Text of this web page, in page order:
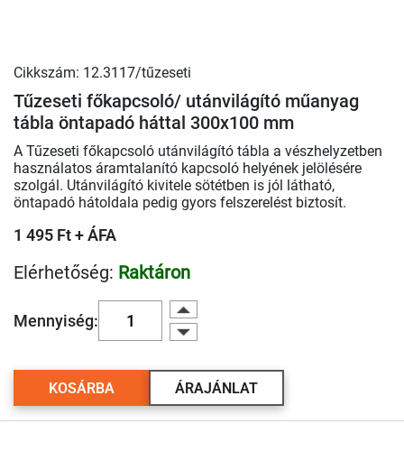
Cikkszám: 12.3117/tűzeseti
Tűzeseti főkapcsoló/ utánvilágító műanyag
tábla öntapadó háttal 300x100 mm
A Tűzeseti főkapcsoló utánvilágító tábla a vészhelyzetben
használatos áramtalanító kapcsoló helyének jelölésére
szolgál. Utánvilágító kivitele sötétben is jól látható,
öntapadó hátoldala pedig gyors felszerelést biztosít.
1 495 Ft + ÁFA
Elérhetőség: Raktáron
Mennyiség:
KOSÁRBA ÁRAJÁNLAT